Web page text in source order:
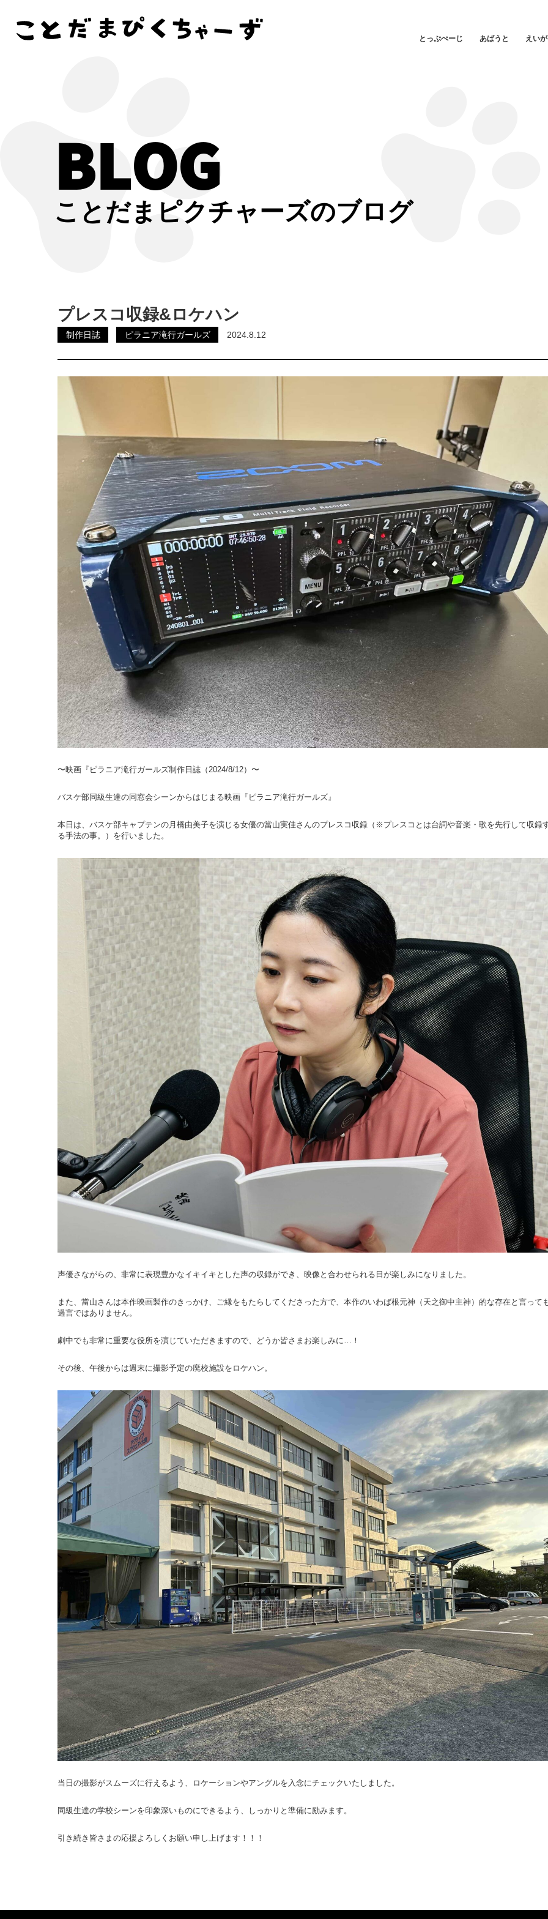
とっぷぺーじ あばうと えい
BLOG
ことだまピクチャーズのブログ
プレスコ収録&ロケハン
制作日誌 ピラニア滝行ガールズ 2024.8.12
〜映画『ピラニア滝行ガールズ制作日誌（2024/8/12）〜
バスケ部同級生達の同窓会シーンからはじまる映画『ピラニア滝行ガールズ』
本日は、バスケ部キャプテンの月橋由美子を演じる女優の當山実佳さんのプレスコ収録（※プレスコとは台詞や音楽・歌を先行して収録
る手法の事。）を行いました。
声優さながらの、非常に表現豊かなイキイキとした声の収録ができ、映像と合わせられる日が楽しみになりました。
また、當山さんは本作映画製作のきっかけ、ご縁をもたらしてくださった方で、本作のいわば根元神（天之御中主神）的な存在と言って
過言ではありません。
劇中でも非常に重要な役所を演じていただきますので、どうか皆さまお楽しみに…！
その後、午後からは週末に撮影予定の廃校施設をロケハン。
当日の撮影がスムーズに行えるよう、ロケーションやアングルを入念にチェックいたしました。
同級生達の学校シーンを印象深いものにできるよう、しっかりと準備に励みます。
引き続き皆さまの応援よろしくお願い申し上げます！！！